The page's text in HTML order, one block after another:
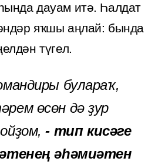
дауам итә. Һалдат
яҡшы аңлай: бында
түгел.
булараҡ,
өсөн дә ҙур
- тип кисәге
әһәмиәтен